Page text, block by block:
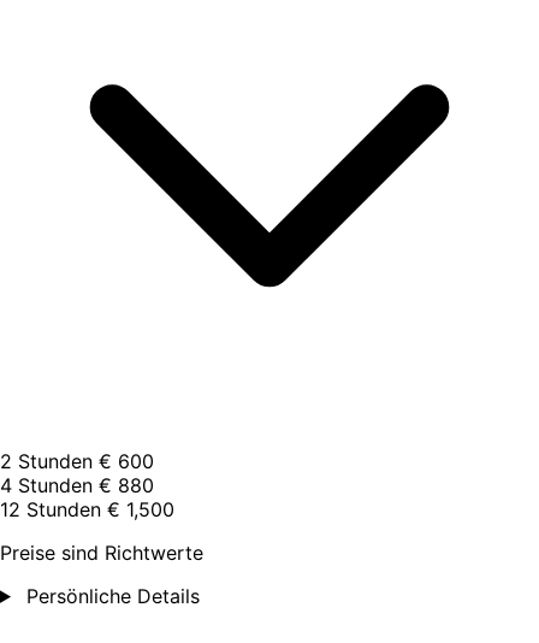
2 Stunden € 600
4 Stunden € 880
12 Stunden € 1,500
Preise sind Richtwerte
Persönliche Details